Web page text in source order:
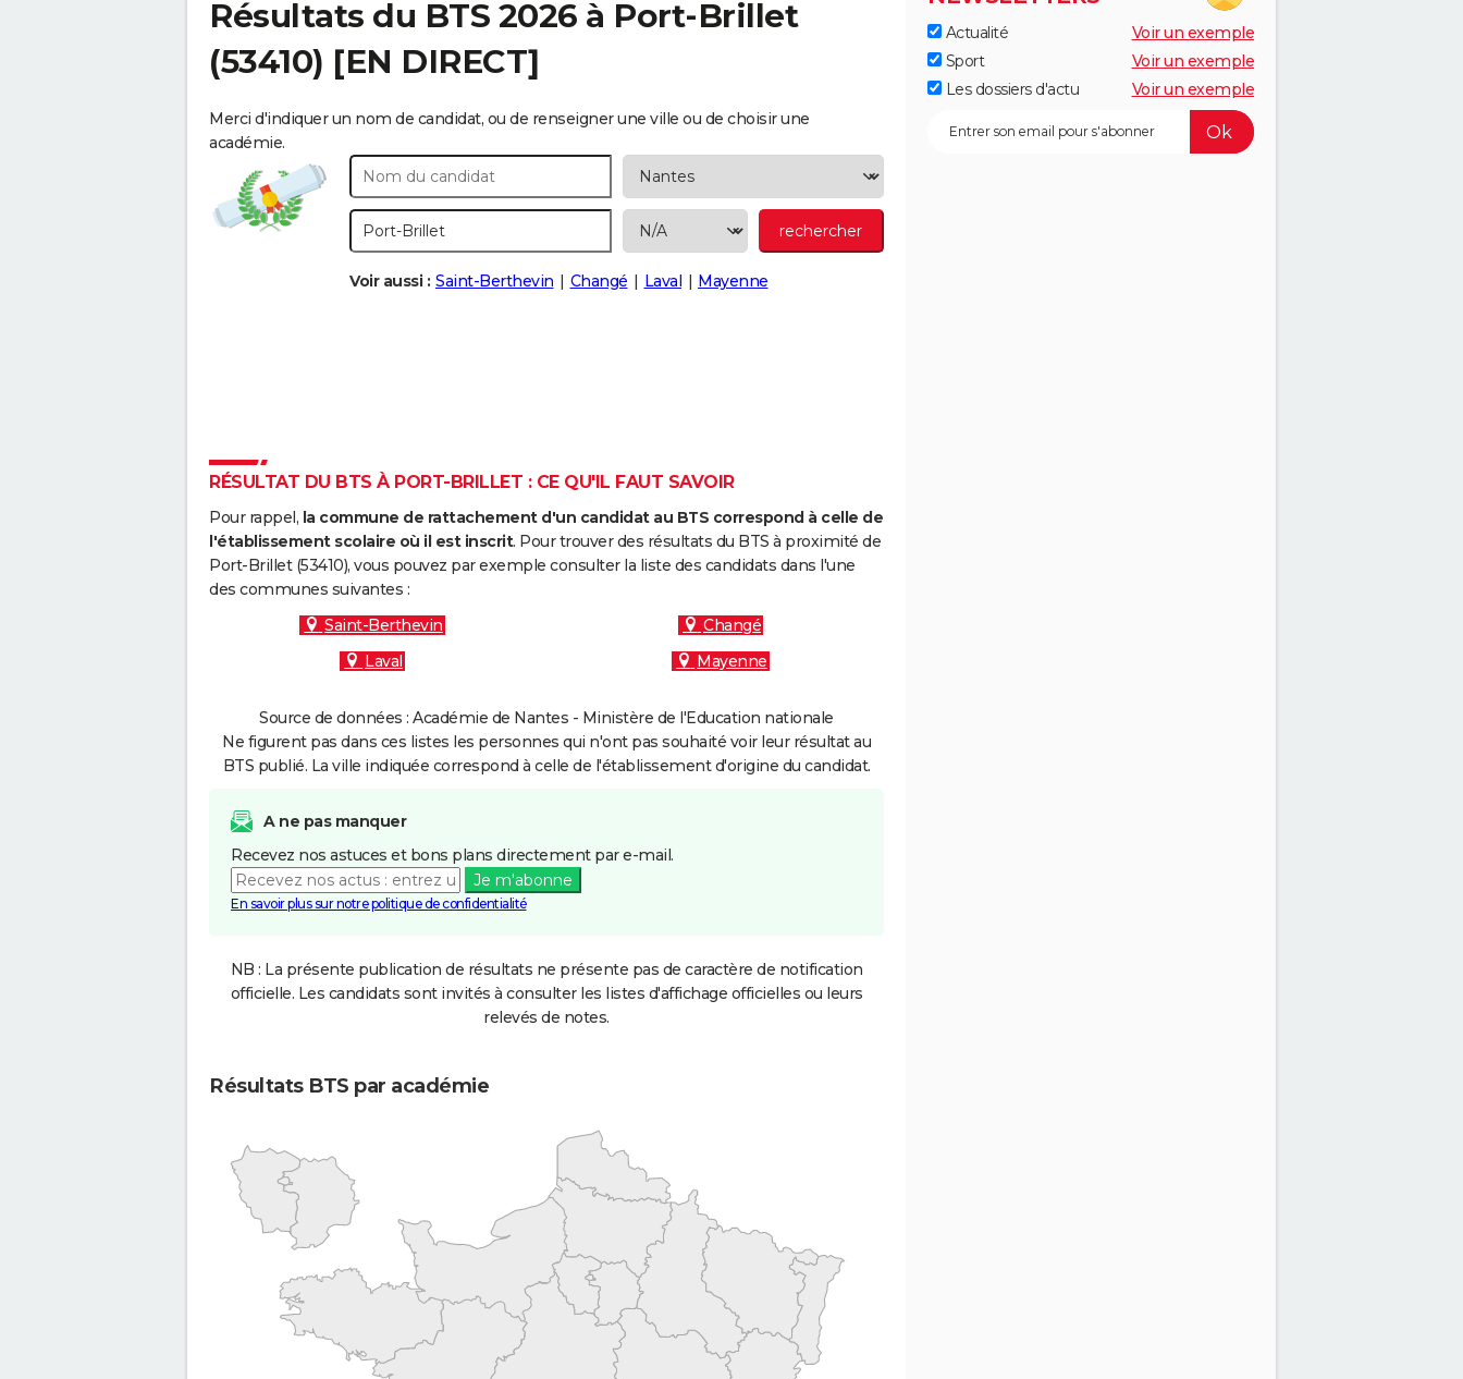
Résultats du BTS 2026 à Port-Brillet
(53410) [EN DIRECT]
Merci d'indiquer un nom de candidat, ou de renseigner une ville ou de choisir une
académie.
Voir aussi : Saint-Berthevin Changé Laval Mayenne
RÉSULTAT DU BTS À PORT-BRILLET : CE QU'IL FAUT SAVOIR
Pour rappel, la commune de rattachement d'un candidat au BTS correspond à celle de
l'établissement scolaire où il est inscrit. Pour trouver des résultats du BTS à proximité de
Port-Brillet (53410), vous pouvez par exemple consulter la liste des candidats dans l'une
des communes suivantes :
Saint-Berthevin
Changé
Laval
Mayenne
Source de données : Académie de Nantes - Ministère de l'Education nationale
Ne figurent pas dans ces listes les personnes qui n'ont pas souhaité voir leur résultat au
BTS publié. La ville indiquée correspond à celle de l'établissement d'origine du candidat.
A ne pas manquer
Recevez nos astuces et bons plans directement par e-mail.
Je m'abonne
En savoir plus sur notre politique de confidentialité
NB : La présente publication de résultats ne présente pas de caractère de notification
officielle. Les candidats sont invités à consulter les listes d'affichage officielles ou leurs
relevés de notes.
Résultats BTS par académie
Actualité
Voir un exemple
Sport
Voir un exemple
Les dossiers d'actu
Voir un exemple